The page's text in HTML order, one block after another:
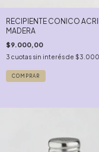
RECIPIENTE CONICO
MADERA
$9.000,00
3 cuotas sin interés de